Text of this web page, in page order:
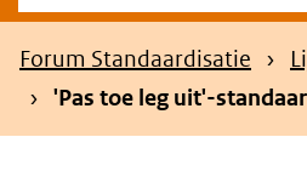
uw
zoekterm
Kruimelpad
Forum Standaardisatie
'Pas toe leg uit'-